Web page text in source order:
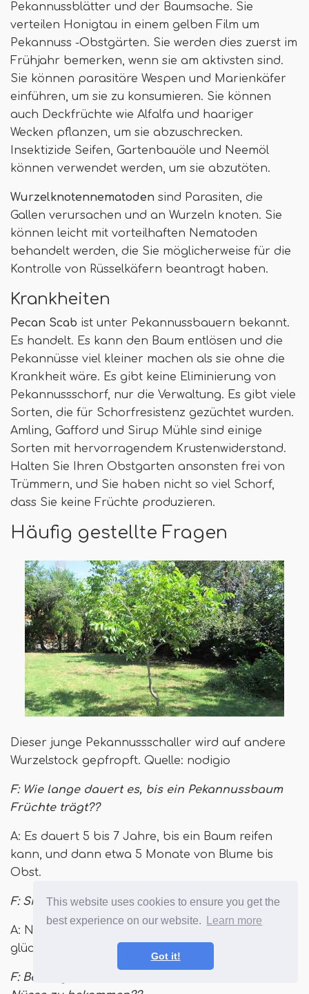
This website uses cookies to ensure you get the
best experience on our website.
Learn more
Got it!
Pekannussblätter und der Baumsache. Sie
verteilen Honigtau in einem gelben Film um
Pekannuss -Obstgärten. Sie werden dies zuerst im
Frühjahr bemerken, wenn sie am aktivsten sind.
Sie können parasitäre Wespen und Marienkäfer
einführen, um sie zu konsumieren. Sie können
auch Deckfrüchte wie Alfalfa und haariger
Wecken pflanzen, um sie abzuschrecken.
Insektizide Seifen, Gartenbauöle und Neemöl
können verwendet werden, um sie abzutöten.
Wurzelknotennematoden sind Parasiten, die
Gallen verursachen und an Wurzeln knoten. Sie
können leicht mit vorteilhaften Nematoden
behandelt werden, die Sie möglicherweise für die
Kontrolle von Rüsselkäfern beantragt haben.
Krankheiten
Pecan Scab ist unter Pekannussbauern bekannt.
Es handelt. Es kann den Baum entlösen und die
Pekannüsse viel kleiner machen als sie ohne die
Krankheit wäre. Es gibt keine Eliminierung von
Pekannussschorf, nur die Verwaltung. Es gibt viele
Sorten, die für Schorfresistenz gezüchtet wurden.
Amling, Gafford und Sirup Mühle sind einige
Sorten mit hervorragendem Krustenwiderstand.
Halten Sie Ihren Obstgarten ansonsten frei von
Trümmern, und Sie haben nicht so viel Schorf,
dass Sie keine Früchte produzieren.
Häufig gestellte Fragen
Dieser junge Pekannussschaller wird auf andere
Wurzelstock gepfropft. Quelle: nodigio
F: Wie lange dauert es, bis ein Pekannussbaum
Früchte trägt??
A: Es dauert 5 bis 7 Jahre, bis ein Baum reifen
kann, und dann etwa 5 Monate von Blume bis
Obst.
F: Sind Pekannussbäume schwer zu wachsen?
A: Nein! Sie sind fast überall in ihren Zonen
glücklich.
F: Benötigen Sie zwei Pekannussbäume, um